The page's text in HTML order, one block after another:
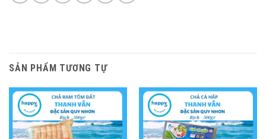
SẢN PHẨM TƯƠNG TỰ